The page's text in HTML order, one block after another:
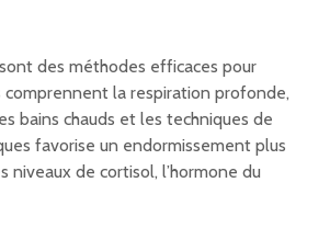
sont des méthodes efficaces pour
la respiration profonde,
bains chauds et les techniques de
favorise un endormissement plus
de cortisol, l’hormone du